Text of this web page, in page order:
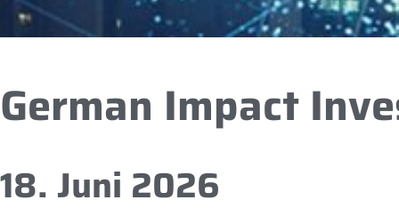
German Impact
18. Juni 2026